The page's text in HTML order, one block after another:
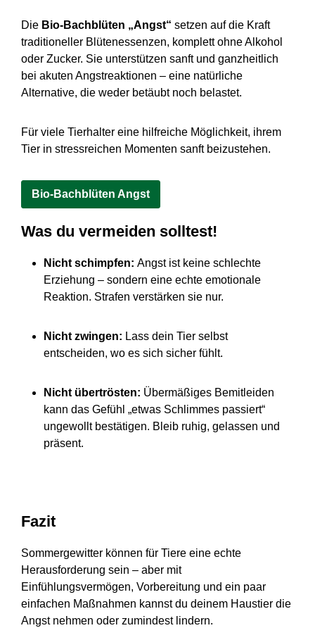
Die Bio-Bachblüten „Angst“ setzen auf die Kraft
traditioneller Blütenessenzen, komplett ohne Alkohol
oder Zucker. Sie unterstützen sanft und ganzheitlich
bei akuten Angstreaktionen – eine natürliche
Alternative, die weder betäubt noch belastet.
Für viele Tierhalter eine hilfreiche Möglichkeit, ihrem
Tier in stressreichen Momenten sanft beizustehen.
Bio-Bachblüten Angst
Was du vermeiden solltest!
Nicht schimpfen: Angst ist keine schlechte
Erziehung – sondern eine echte emotionale
Reaktion. Strafen verstärken sie nur.
Nicht zwingen: Lass dein Tier selbst
entscheiden, wo es sich sicher fühlt.
Nicht übertrösten: Übermäßiges Bemitleiden
kann das Gefühl „etwas Schlimmes passiert“
ungewollt bestätigen. Bleib ruhig, gelassen und
präsent.
Fazit
Sommergewitter können für Tiere eine echte
Herausforderung sein – aber mit
Einfühlungsvermögen, Vorbereitung und ein paar
einfachen Maßnahmen kannst du deinem Haustier die
Angst nehmen oder zumindest lindern.